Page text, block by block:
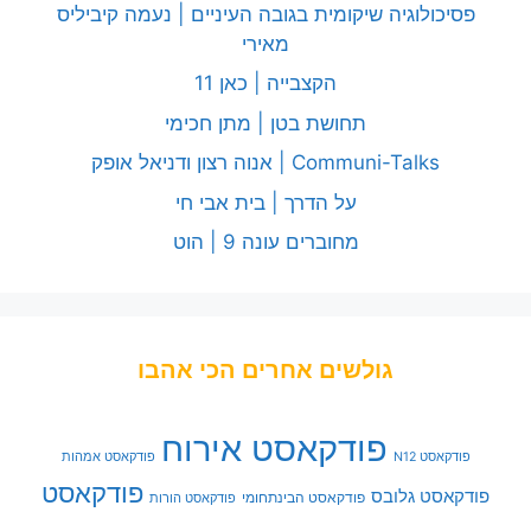
פסיכולוגיה שיקומית בגובה העיניים | נעמה קיביליס
מאירי
הקצבייה | כאן 11
תחושת בטן | מתן חכימי
Communi-Talks | אנוה רצון ודניאל אופק
על הדרך | בית אבי חי
מחוברים עונה 9 | הוט
גולשים אחרים הכי אהבו
פודקאסט N12 פודקאסט אירוח פודקאסט אמהות
פודקאסט גלובס פודקאסט הבינתחומי פודקאסט הורות פודקאסט